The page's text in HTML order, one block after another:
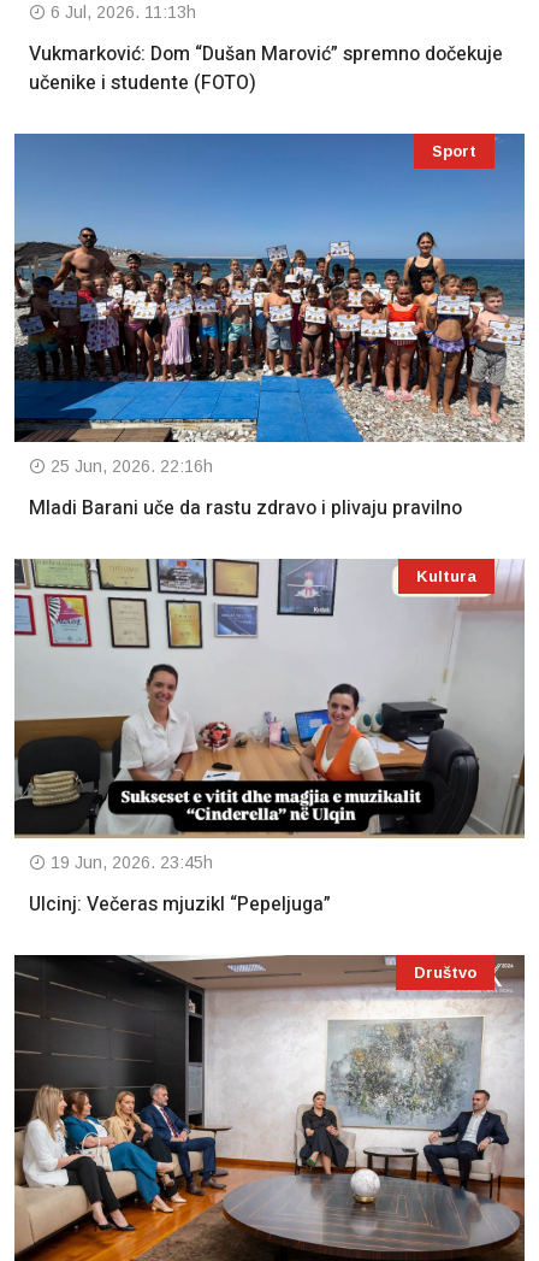
6 Jul, 2026. 11:13h
Vukmarković: Dom “Dušan Marović” spremno dočekuje
učenike i studente (FOTO)
Sport
25 Jun, 2026. 22:16h
Mladi Barani uče da rastu zdravo i plivaju pravilno
Kultura
19 Jun, 2026. 23:45h
Ulcinj: Večeras mjuzikl “Pepeljuga”
Društvo